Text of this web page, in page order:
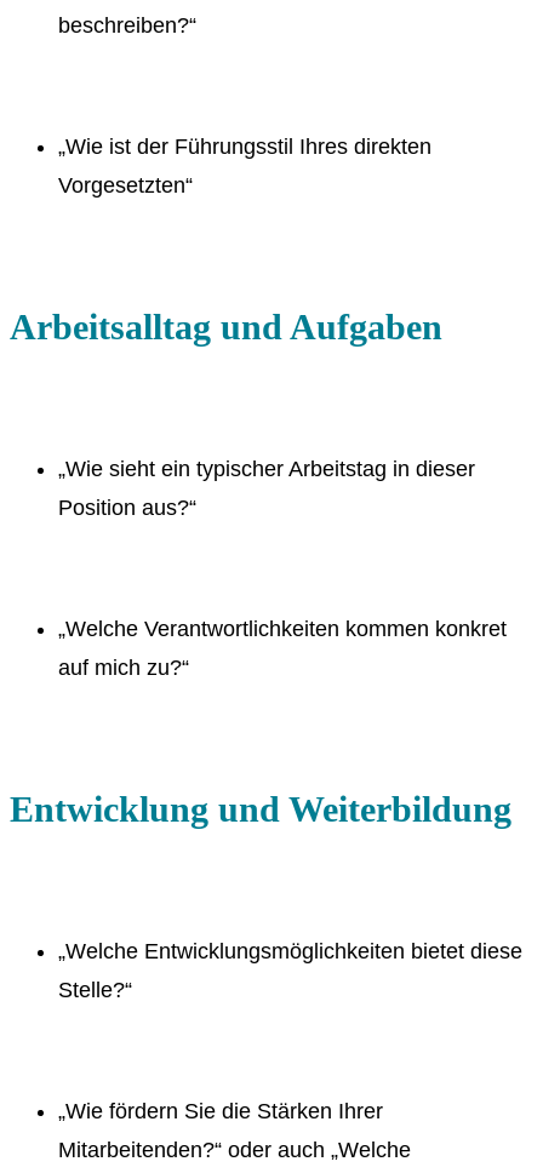
beschreiben?“
„Wie ist der Führungsstil Ihres direkten
Vorgesetzten“
Arbeitsalltag und Aufgaben
„Wie sieht ein typischer Arbeitstag in dieser
Position aus?“
„Welche Verantwortlichkeiten kommen konkret
auf mich zu?“
Entwicklung und Weiterbildung
„Welche Entwicklungsmöglichkeiten bietet diese
Stelle?“
„Wie fördern Sie die Stärken Ihrer
Mitarbeitenden?“ oder auch „Welche